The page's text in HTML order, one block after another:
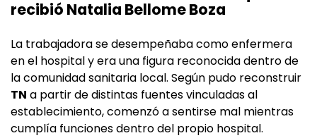
recibió Natalia Bellome Boza
La trabajadora se desempeñaba como enfermera
en el hospital y era una figura reconocida dentro de
la comunidad sanitaria local. Según pudo reconstruir
TN a partir de distintas fuentes vinculadas al
establecimiento, comenzó a sentirse mal mientras
cumplía funciones dentro del propio hospital.